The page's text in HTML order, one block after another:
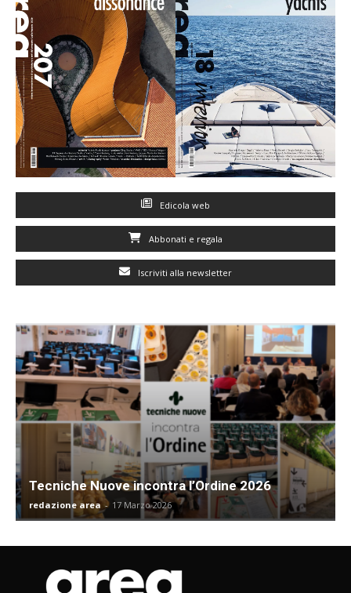
Edicola web
Abbonati e regala
Iscriviti alla newsletter
Tecniche Nuove incontra l’Ordine 2026
redazione area - 17 Marzo 2026